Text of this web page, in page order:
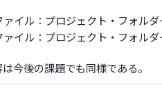
ァイル：プロジェクト・フォル
ァイル：プロジェクト・フォルダ
今後の課題でも同様である。